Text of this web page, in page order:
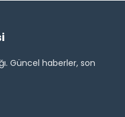
Güncel haberler, son